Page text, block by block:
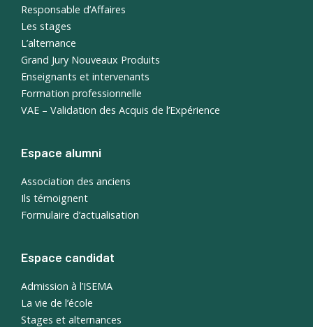
Responsable d’Affaires
Les stages
L’alternance
Grand Jury Nouveaux Produits
Enseignants et intervenants
Formation professionnelle
VAE – Validation des Acquis de l’Expérience
Espace alumni
Association des anciens
Ils témoignent
Formulaire d’actualisation
Espace candidat
Admission à l’ISEMA
La vie de l’école
Stages et alternances